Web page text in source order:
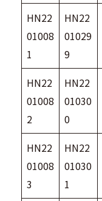
HN22
01008
1
HN22
01029
9
HN22
01008
2
HN22
01030
0
HN22
01008
3
HN22
01030
1